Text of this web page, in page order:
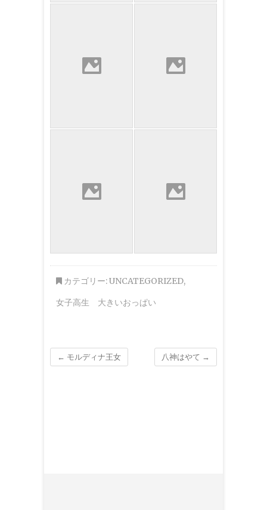
カテゴリー:UNCATEGORIZED,
女子高生 大きいおっぱい
← モルディナ王女 八神はやて →